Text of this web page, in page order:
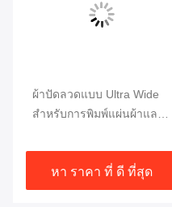
ผ้าปัดลวดแบบ Ultra Wide
สําหรับการพิมพ์แผ่นผ้าและ
หา ราคา ที่ ดี ที่สุด